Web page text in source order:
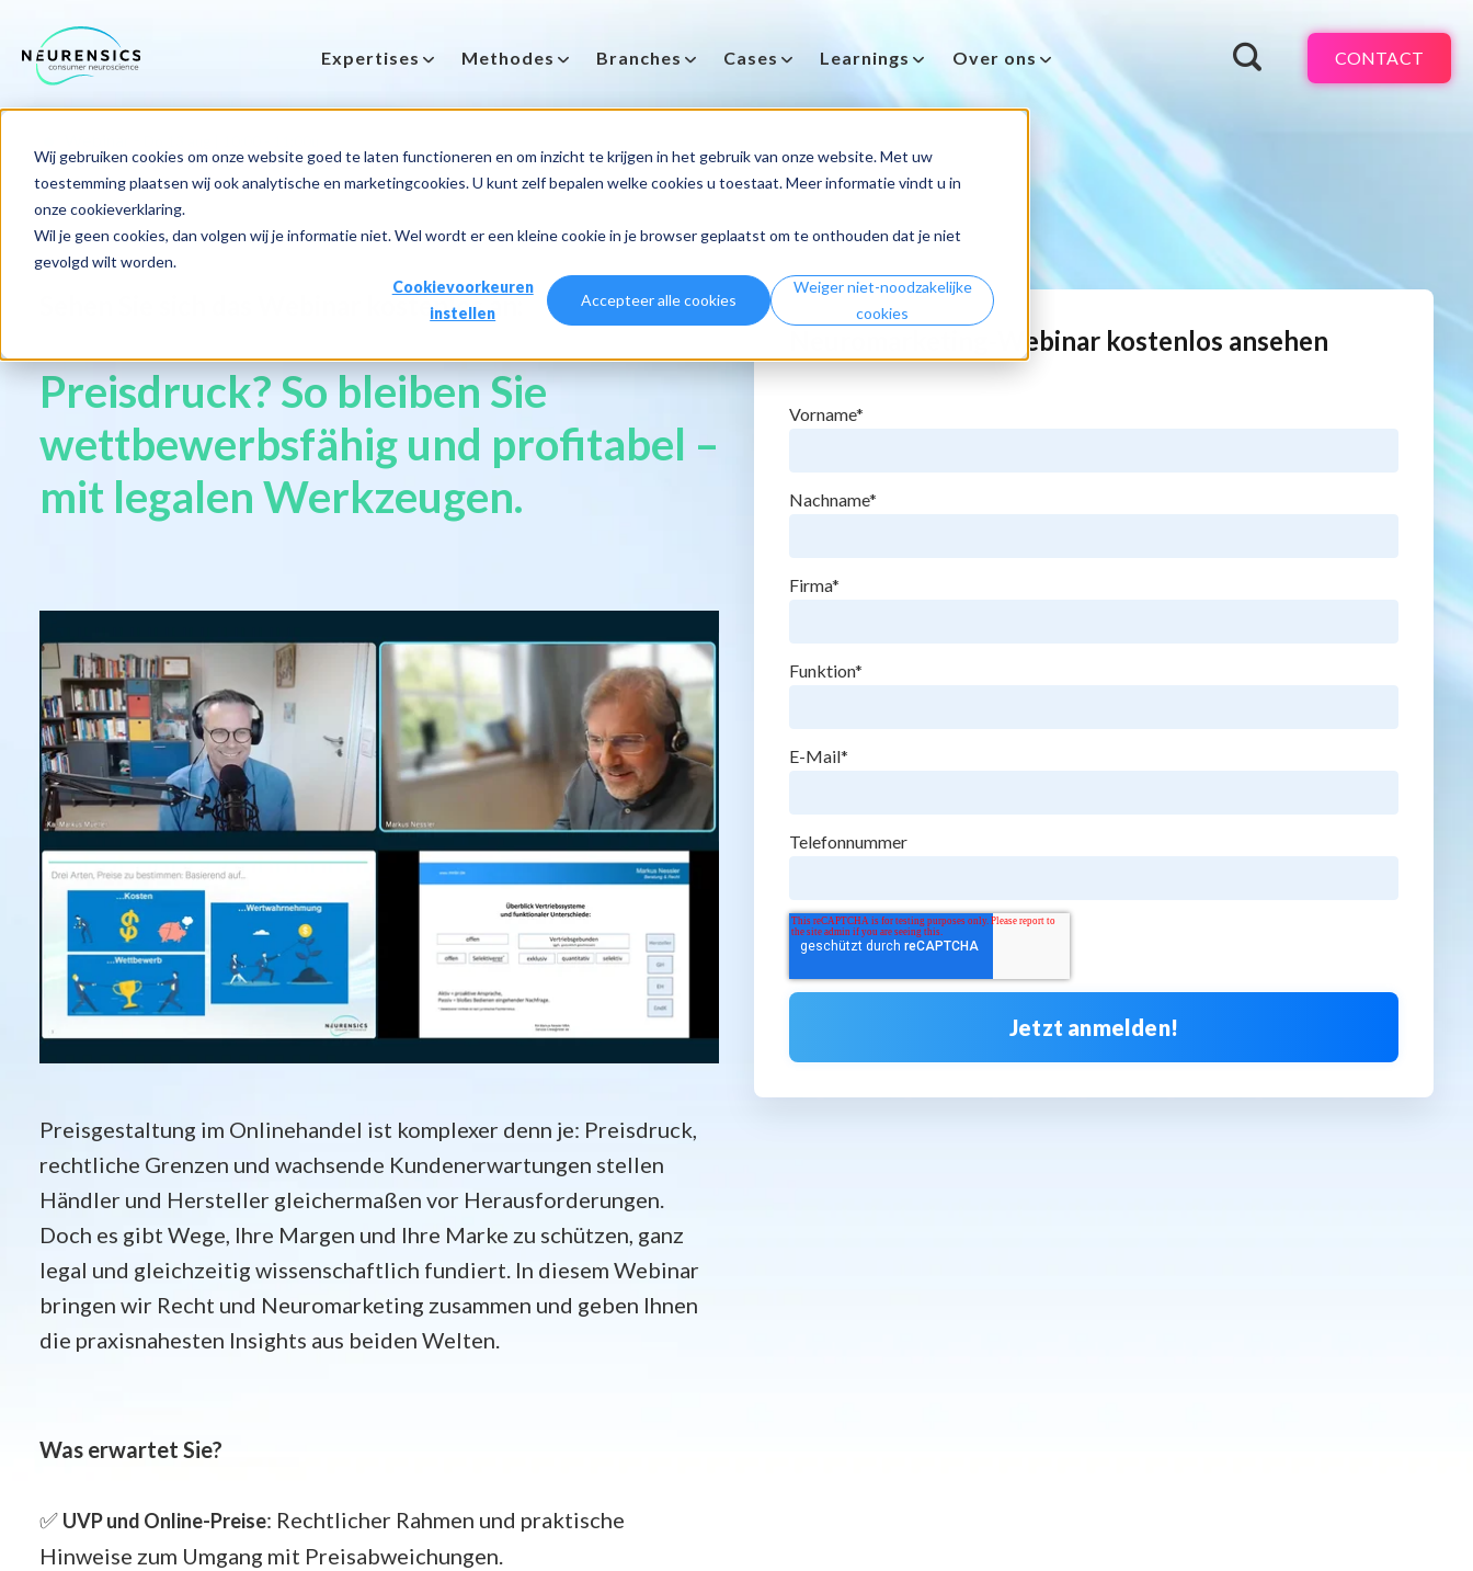
Wij gebruiken cookies om onze website goed te laten functioneren en om inzicht te krijgen in het gebruik van onze website. Met uw
toestemming plaatsen wij ook analytische en marketingcookies. U kunt zelf bepalen welke cookies u toestaat. Meer informatie vindt u in
onze cookieverklaring.
Wil je geen cookies, dan volgen wij je informatie niet. Wel wordt er een kleine cookie in je browser geplaatst om te onthouden dat je niet
gevolgd wilt worden.
Cookievoorkeuren
instellen
Accepteer alle cookies
Weiger niet-noodzakelijke
cookies
Expertises Methodes Branches Cases Learnings Over ons CONTACT
Sehen Sie sich das Webinar kostenlos an:
Preisdruck? So bleiben Sie
wettbewerbsfähig und profitabel –
mit legalen Werkzeugen.
Preisgestaltung im Onlinehandel ist komplexer denn je: Preisdruck,
rechtliche Grenzen und wachsende Kundenerwartungen stellen
Händler und Hersteller gleichermaßen vor Herausforderungen.
Doch es gibt Wege, Ihre Margen und Ihre Marke zu schützen, ganz
legal und gleichzeitig wissenschaftlich fundiert. In diesem Webinar
bringen wir Recht und Neuromarketing zusammen und geben Ihnen
die praxisnahesten Insights aus beiden Welten.
Was erwartet Sie?
✅ UVP und Online-Preise: Rechtlicher Rahmen und praktische
Hinweise zum Umgang mit Preisabweichungen.
Neuromarketing-Webinar kostenlos ansehen
Vorname*
Nachname*
Firma*
Funktion*
E-Mail*
Telefonnummer